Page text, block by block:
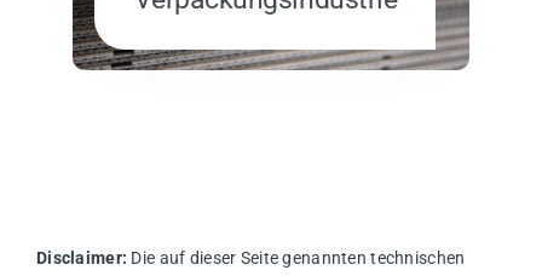
Disclaimer: Die auf dieser Seite genannten technischen